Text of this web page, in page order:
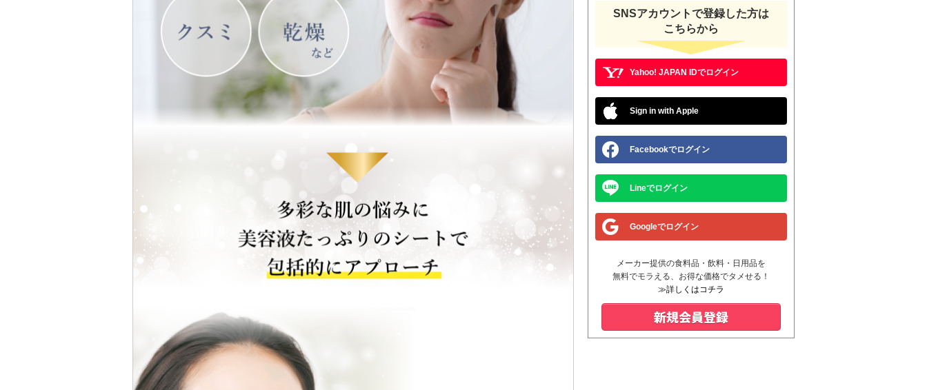
SNSアカウントで登録した方は
こちらから
Yahoo! JAPAN IDでログイン
Sign in with Apple
Facebookでログイン
Lineでログイン
Googleでログイン
メーカー提供の食料品・飲料・日用品を
無料でモラえる、お得な価格でタメせる！
≫詳しくはコチラ